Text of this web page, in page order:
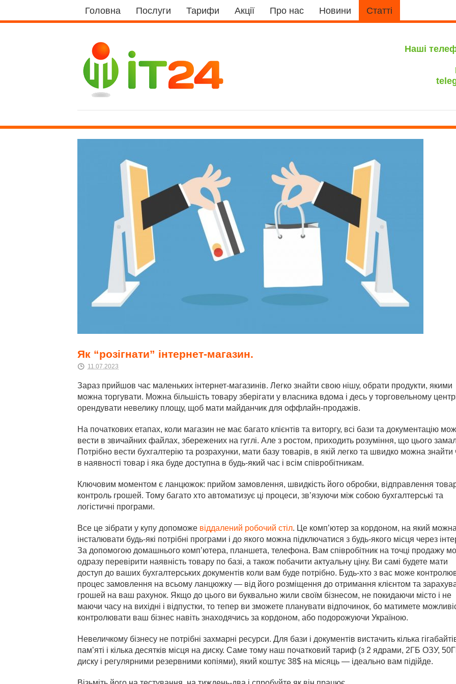
Головна Послуги Тарифи Акції Про нас Новини Статті
Наші
Як “розігнати” інтернет-магазин.
11.07.2023
Зараз прийшов час маленьких інтернет-магазинів. Легко знайти свою нішу, обрати продукти, якими
можна торгувати. Можна більшість товару зберігати у власника вдома і десь у торговельному
орендувати невелику площу, щоб мати майданчик для оффлайн-продажів.
На початкових етапах, коли магазин не має багато клієнтів та виторгу, всі бази та документацію
вести в звичайних файлах, збережених на гуглі. Але з ростом, приходить розуміння, що цього
Потрібно вести бухгалтерію та розрахунки, мати базу товарів, в якій легко та швидко можна знайти
в наявності товар і яка буде доступна в будь-який час і всім співробітникам.
Ключовим моментом є ланцюжок: прийом замовлення, швидкість його обробки, відправлення
контроль грошей. Тому багато хто автоматизує ці процеси, зв’язуючи між собою бухгалтерські та
логістичні програми.
Все це зібрати у купу допоможе віддалений робочий стіл. Це комп’ютер за кордоном, на який можна
інсталювати будь-які потрібні програми і до якого можна підключатися з будь-якого місця через
За допомогою домашнього комп’ютера, планшета, телефона. Вам співробітник на точці продажу
одразу перевірити наявність товару по базі, а також побачити актуальну ціну. Ви самі будете мати
доступ до ваших бухгалтерських документів коли вам буде потрібно. Будь-хто з вас може
процес замовлення на всьому ланцюжку — від його розміщення до отримання клієнтом та
грошей на ваш рахунок. Якщо до цього ви буквально жили своїм бізнесом, не покидаючи місто і не
маючи часу на вихідні і відпустки, то тепер ви зможете планувати відпочинок, бо матимете
контролювати ваш бізнес навіть знаходячись за кордоном, або подорожуючи Україною.
Невеличкому бізнесу не потрібні захмарні ресурси. Для бази і документів вистачить кілька
пам’яті і кілька десятків місця на диску. Саме тому наш початковий тариф (з 2 ядрами, 2ГБ ОЗУ,
диску і регулярними резервними копіями), який коштує 38$ на місяць — ідеально вам підійде.